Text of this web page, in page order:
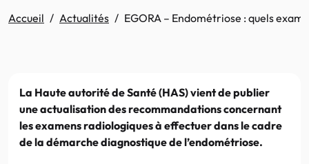
Accueil Actualités EGORA – Endométriose : quels
La Haute autorité de Santé (HAS) vient de publier
une actualisation des recommandations concernant
les examens radiologiques à effectuer dans le cadre
de la démarche diagnostique de l’endométriose.